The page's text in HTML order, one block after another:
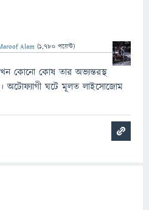
Alam (1,780 পয়েন্ট)
কোনো কোষ তার অভ্যন্তরস্থ
অটোফ্যাগী ঘটে মূলত লাইসোজোম